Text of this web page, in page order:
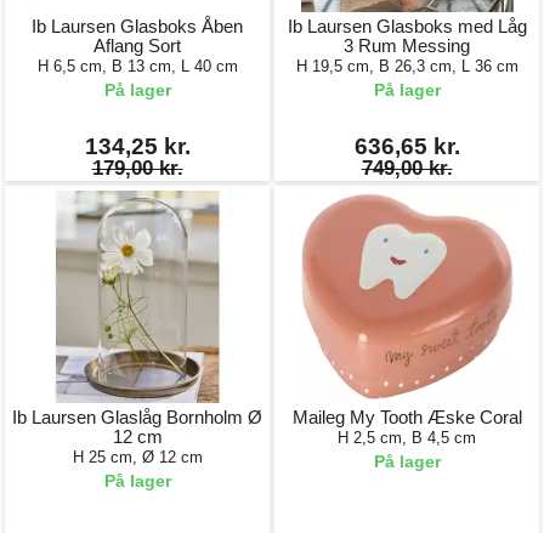
Ib Laursen Glasboks Åben
Aflang Sort
H 6,5 cm, B 13 cm, L 40 cm
På lager
134,25 kr.
179,00 kr.
Ib Laursen Glasboks med Låg
3 Rum Messing
H 19,5 cm, B 26,3 cm, L 36 cm
På lager
636,65 kr.
749,00 kr.
Ib Laursen Glaslåg Bornholm Ø
12 cm
H 25 cm, Ø 12 cm
På lager
Maileg My Tooth Æske Coral
H 2,5 cm, B 4,5 cm
På lager